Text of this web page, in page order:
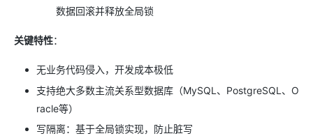
数据回滚并释放全局锁
关键特性：
无业务代码侵入，开发成本极低
支持绝大多数主流关系型数据库（MySQL、PostgreSQL、O
racle等）
写隔离：基于全局锁实现，防止脏写